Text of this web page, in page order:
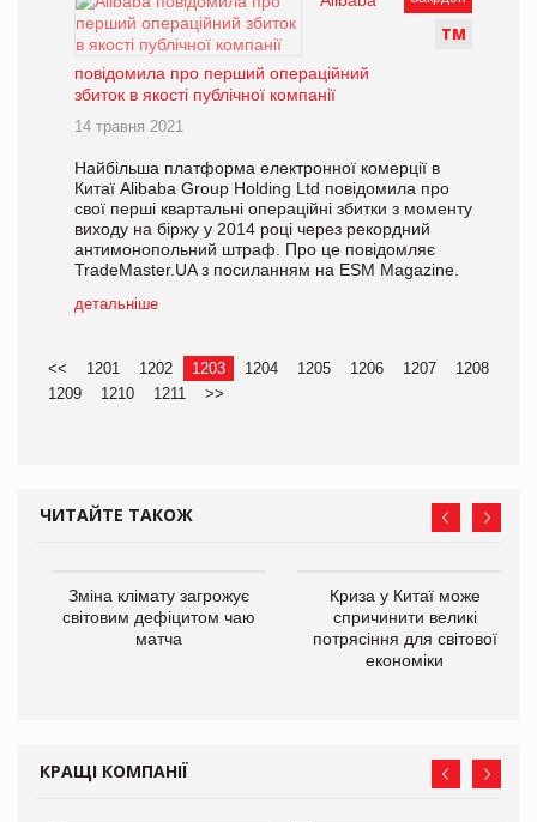
ТМ
повідомила про перший операційний
збиток в якості публічної компанії
14 травня 2021
Найбільша платформа електронної комерції в
Китаї Alibaba Group Holding Ltd повідомила про
свої перші квартальні операційні збитки з моменту
виходу на біржу у 2014 році через рекордний
антимонопольний штраф. Про це повідомляє
TradeMaster.UA з посиланням на ESM Magazine.
детальніше
<< 1201 1202 1203 1204 1205 1206 1207
1208
1209
1210 1211 >>
ЧИТАЙТЕ ТАКОЖ
Зміна клімату загрожує
світовим дефіцитом чаю
матча
Криза у Китаї може
спричинити великі
потрясіння для світової
економіки
КРАЩІ КОМПАНІЇ